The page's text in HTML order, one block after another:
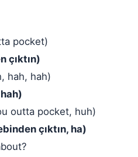
pocket)
çıktın)
hah, hah)
outta pocket, huh)
çıktın, ha)